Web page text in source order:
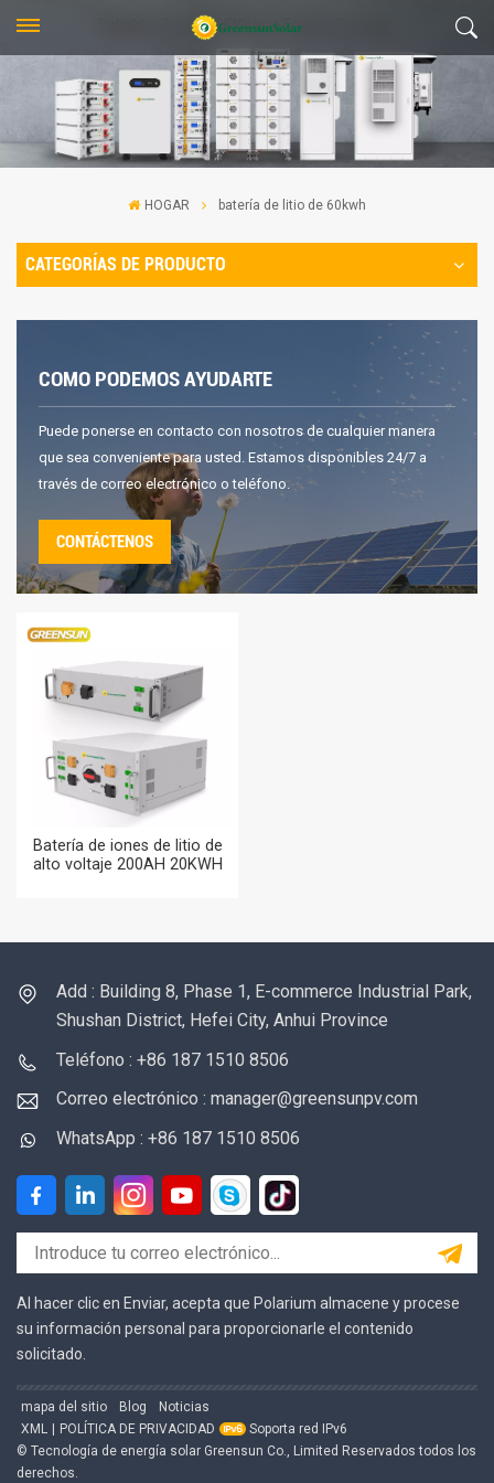
HOGAR batería de litio de 60kwh
CATEGORÍAS DE PRODUCTO
COMO PODEMOS AYUDARTE
Puede ponerse en contacto con nosotros de cualquier manera
que sea conveniente para usted. Estamos disponibles 24/7 a
través de correo electrónico o teléfono.
CONTÁCTENOS
Batería de iones de litio de
alto voltaje 200AH 20KWH
energía
Add : Building 8, Phase 1, E-commerce Industrial Park,
Shushan District, Hefei City, Anhui Province
Teléfono : +86 187 1510 8506
Correo electrónico : manager@greensunpv.com
WhatsApp : +86 187 1510 8506
Al hacer clic en Enviar, acepta que Polarium almacene y procese
su información personal para proporcionarle el contenido
solicitado.
mapa del sitio Blog
Noticias
XML | POLÍTICA DE PRIVACIDAD
Soporta red IPv6
© Tecnología de energía solar Greensun Co., Limited Reservados todos los
derechos.